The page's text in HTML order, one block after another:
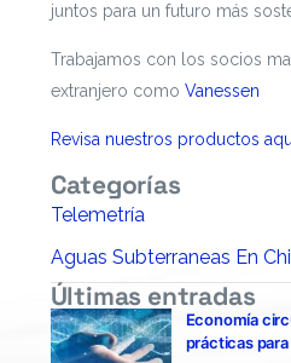
juntos para un futuro más
Trabajamos con los socios
extranjero como Vanessen
Revisa nuestros productos
Categorías
Telemetría
Aguas Subterraneas En
Últimas entradas
Economía
prácticas